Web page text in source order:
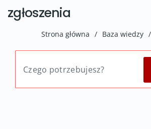
zgłoszenia
Strona główna / Baza wiedzy /